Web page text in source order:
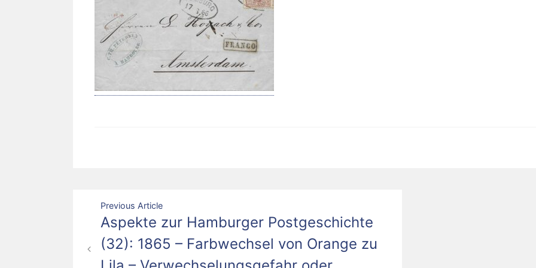
Beitragsnavigation
Previous Article
Aspekte zur Hamburger Postgeschichte
(32): 1865 – Farbwechsel von Orange zu